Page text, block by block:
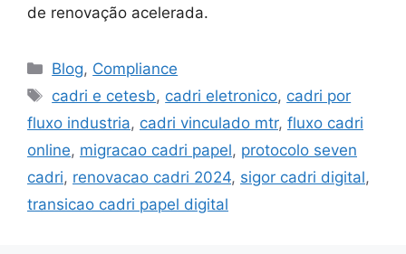
de renovação acelerada.
Blog, Compliance
cadri e cetesb, cadri eletronico, cadri por
fluxo industria, cadri vinculado mtr, fluxo cadri
online, migracao cadri papel, protocolo seven
cadri, renovacao cadri 2024, sigor cadri digital,
transicao cadri papel digital